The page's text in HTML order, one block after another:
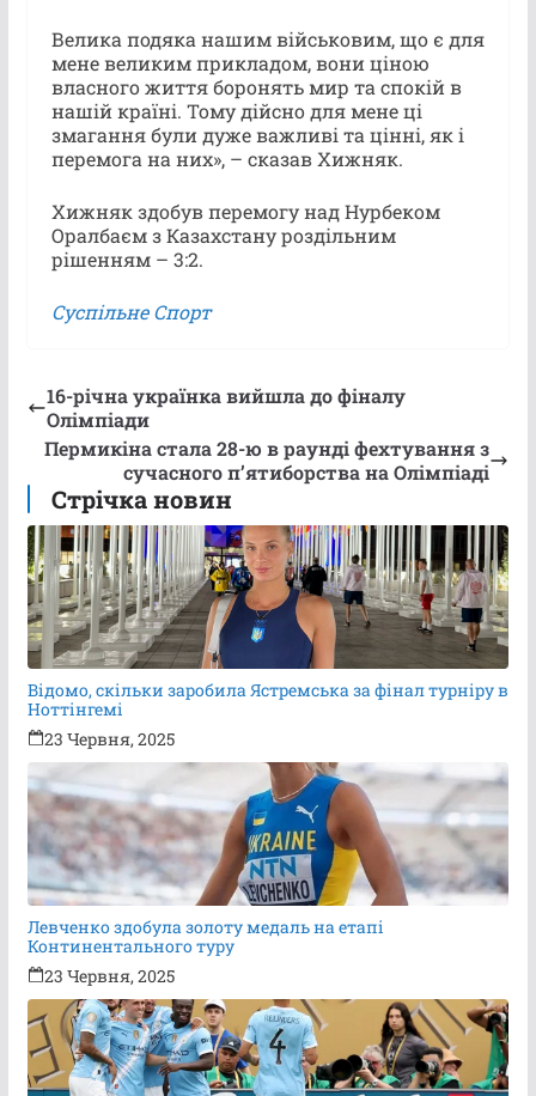
Велика подяка нашим військовим, що є для
мене великим прикладом, вони ціною
власного життя боронять мир та спокій в
нашій країні. Тому дійсно для мене ці
змагання були дуже важливі та цінні, як і
перемога на них», – сказав Хижняк.
Хижняк здобув перемогу над Нурбеком
Оралбаєм з Казахстану роздільним
рішенням – 3:2.
Суспільне Спорт
16-річна українка вийшла до фіналу
Олімпіади
Пермикіна стала 28-ю в раунді фехтування з
сучасного пʼятиборства на Олімпіаді
Стрічка новин
Відомо, скільки заробила Ястремська за фінал турніру в
Ноттінгемі
23 Червня, 2025
Левченко здобула золоту медаль на етапі
Континентального туру
23 Червня, 2025